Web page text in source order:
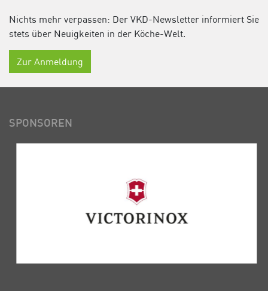
Nichts mehr verpassen: Der VKD-Newsletter informiert Sie
stets über Neuigkeiten in der Köche-Welt.
Zur Anmeldung
SPONSOREN